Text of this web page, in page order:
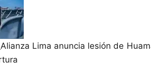
Alianza Lima anuncia lesión de